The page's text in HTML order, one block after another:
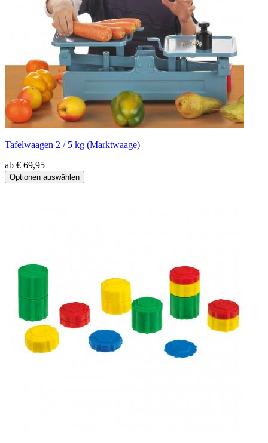
Tafelwaagen 2 / 5 kg (Marktwaage)
ab € 69,95